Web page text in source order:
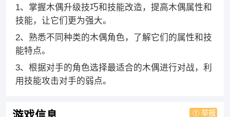
1、掌握木偶升级技巧和技能改造，提高木偶属性和
技能，让它们更为强大。
2、熟悉不同种类的木偶角色，了解它们的属性和技
能特点。
3、根据对手的角色选择最适合的木偶进行对战，利
用技能攻击对手的弱点。
举报